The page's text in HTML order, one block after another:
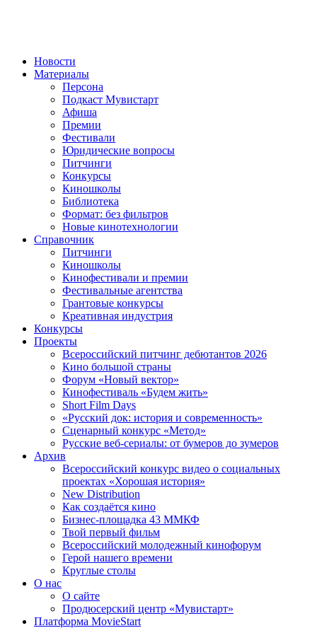
Новости
Материалы
Персона
Подкаст Мувистарт
Афиша
Премии
Фестивали
Юридические вопросы
Питчинги
Конкурсы
Киношколы
Библиотека
Формат: без фильтров
Новые кинотехнологии
Справочник
Питчинги
Киношколы
Кинофестивали и премии
Фестивальные агентства
Грантовые конкурсы
Креативная индустрия
Конкурсы
Проекты
Всероссийский питчинг дебютантов 2026
Кино большой страны
Форум «Новый вектор»
Кинофестиваль «Будем жить»
Short Film Days
«Русский док: история и современность»
Сценарный конкурс «Метод»
Русские веб-сериалы: от бумеров до зумеров
Архив
Всероссийский конкурс видео о социальных
проектах «Хорошая история»
New Distribution
Как создаётся кино
Бизнес-площадка 43 ММКФ
Твой первый фильм
Всероссийский молодежный кинофорум
Герой нашего времени
Круглые столы
О нас
О сайте
Продюсерский центр «Мувистарт»
Платформа MovieStart